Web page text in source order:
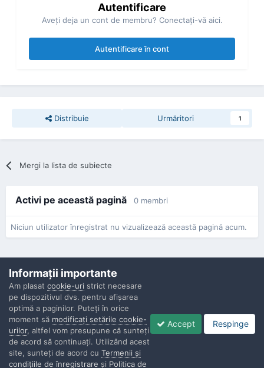
Autentificare
Aveţi deja un cont de membru? Conectaţi-vă aici.
Autentificare în cont
Distribuie Urmăritori 1
Mergi la lista de subiecte
Activi pe această pagină 0 membri
Niciun utilizator înregistrat nu vizualizează această pagină acum.
Confidenţialitate Contactaţi-ne
Copyright © Politisti.ro, 2010 - 2026
Powered by Invision Community
Informaţii importante
Am plasat cookie-uri strict necesare
pe dispozitivul dvs. pentru afişarea
optimă a paginilor. Puteţi în orice
moment să modificaţi setările cookie-
urilor, altfel vom presupune că sunteţi
de acord să continuaţi. Utilizând acest
site, sunteţi de acord cu Termenii şi
condiţiile de înregistrare şi Politica de
Accept Respinge